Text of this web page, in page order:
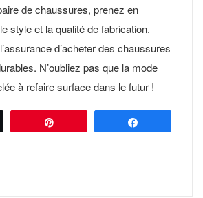
de chaussures, prenez en
style et la qualité de fabrication.
d’acheter des chaussures
N’oubliez pas que la mode
à refaire surface dans le futur !